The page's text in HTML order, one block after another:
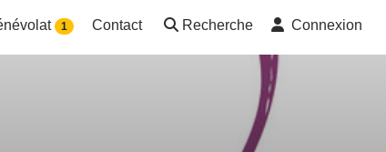
1 Contact Recherche Connexion